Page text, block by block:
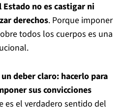
no es castigar ni
derechos. Porque imponer
todos los cuerpos es una
deber claro: hacerlo para
sus convicciones
es el verdadero sentido del